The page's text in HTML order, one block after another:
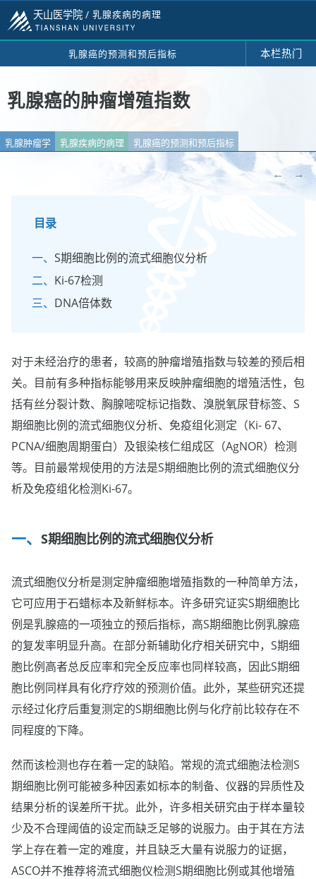
天山医学院 / 乳腺疾病的病理
乳腺癌的预测和预后指标 本栏热门
乳腺癌的肿瘤增殖指数
乳腺肿瘤学 乳腺疾病的病理 乳腺癌的预测和预后指标
← →
目录
S期细胞比例的流式细胞仪分析
Ki-67检测
DNA倍体数
对于未经治疗的患者，较高的肿瘤增殖指数与较差的预后相
关。目前有多种指标能够用来反映肿瘤细胞的增殖活性，包
括有丝分裂计数、胸腺嘧啶标记指数、溴脱氧尿苷标签、S
期细胞比例的流式细胞仪分析、免疫组化测定（Ki- 67、
PCNA/细胞周期蛋白）及银染核仁组成区（AgNOR）检测
等。目前最常规使用的方法是S期细胞比例的流式细胞仪分
析及免疫组化检测Ki-67。
S期细胞比例的流式细胞仪分析
流式细胞仪分析是测定肿瘤细胞增殖指数的一种简单方法，
它可应用于石蜡标本及新鲜标本。许多研究证实S期细胞比
例是乳腺癌的一项独立的预后指标，高S期细胞比例乳腺癌
的复发率明显升高。在部分新辅助化疗相关研究中，S期细
胞比例高者总反应率和完全反应率也同样较高，因此S期细
胞比例同样具有化疗疗效的预测价值。此外，某些研究还提
示经过化疗后重复测定的S期细胞比例与化疗前比较存在不
同程度的下降。
然而该检测也存在着一定的缺陷。常规的流式细胞法检测S
期细胞比例可能被多种因素如标本的制备、仪器的异质性及
结果分析的误差所干扰。此外，许多相关研究由于样本量较
少及不合理阈值的设定而缺乏足够的说服力。由于其在方法
学上存在着一定的难度，并且缺乏大量有说服力的证据，
ASCO并不推荐将流式细胞仪检测S期细胞比例或其他增殖